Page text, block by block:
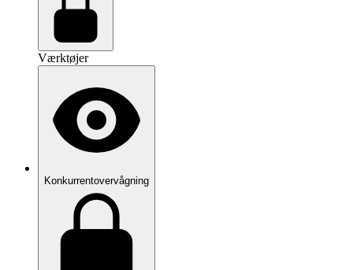
Værktøjer
Konkurrentovervågning